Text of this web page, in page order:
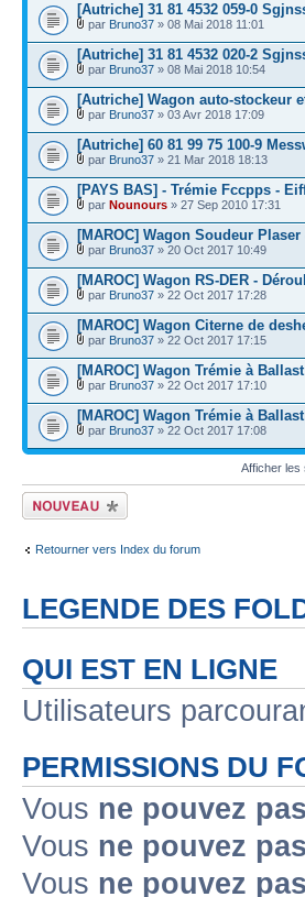
[Autriche] 31 81 4532 059-0
par Bruno37 » 08 Mai 2018 11:01
[Autriche] 31 81 4532 020-2
par Bruno37 » 08 Mai 2018 10:54
[Autriche] Wagon auto-stockeur
par Bruno37 » 03 Avr 2018 17:09
[Autriche] 60 81 99 75 100-9
par Bruno37 » 21 Mar 2018 18:13
[PAYS BAS] - Trémie Fccpps -
par Nounours » 27 Sep 2010 17:31
[MAROC] Wagon Soudeur
par Bruno37 » 20 Oct 2017 10:49
[MAROC] Wagon RS-DER -
par Bruno37 » 22 Oct 2017 17:28
[MAROC] Wagon Citerne de
par Bruno37 » 22 Oct 2017 17:15
[MAROC] Wagon Trémie à
par Bruno37 » 22 Oct 2017 17:10
[MAROC] Wagon Trémie à
par Bruno37 » 22 Oct 2017 17:08
Afficher les
Écrire un nouveau
sujet
Retourner vers Index du forum
LEGENDE DES
Sujet populaire lu Sujet lu fermé
Sujet populaire non lu Sujet non lu
Topic déplacé
Annonce lue Annonce lue fermée
QUI EST EN LIGNE
Utilisateurs
PERMISSIONS DU
Vous ne pouvez pas
Vous ne pouvez pas
Vous ne pouvez pas